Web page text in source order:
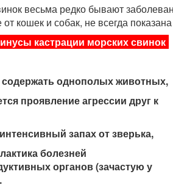
весьма редко бывают
кошек и собак, не всегда
кастрации морских свинок
однополых животных,
проявление агрессии друг к
запах от зверька,
болезней
органов (зачастую у